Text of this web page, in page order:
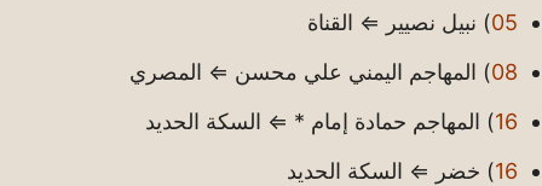
05) نبيل نصيير ⇐ القناة
08) المهاجم اليمني علي محسن ⇐ المصري
16) المهاجم حمادة إمام * ⇐ السكة الحديد
16) خضر ⇐ السكة الحديد